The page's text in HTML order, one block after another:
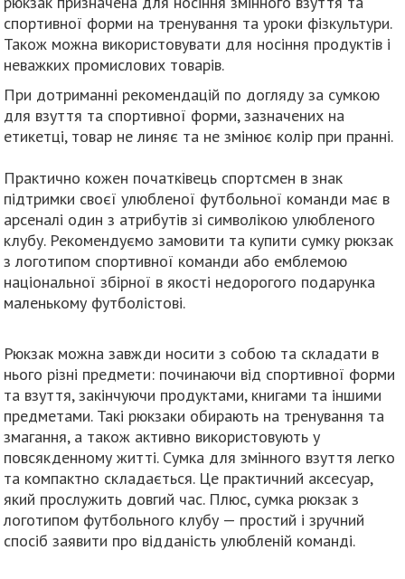
спортивної форми на тренування та уроки фізкультури.
Також можна використовувати для носіння продуктів і
неважких промислових товарів.
При дотриманні рекомендацій по догляду за сумкою
для взуття та спортивної форми, зазначених на
етикетці, товар не линяє та не змінює колір при пранні.
Практично кожен початківець спортсмен в знак
підтримки своєї улюбленої футбольної команди має в
арсеналі один з атрибутів зі символікою улюбленого
клубу. Рекомендуємо замовити та купити сумку рюкзак
з логотипом спортивної команди або емблемою
національної збірної в якості недорогого подарунка
маленькому футболістові.
Рюкзак можна завжди носити з собою та складати в
нього різні предмети: починаючи від спортивної форми
та взуття, закінчуючи продуктами, книгами та іншими
предметами. Такі рюкзаки обирають на тренування та
змагання, а також активно використовують у
повсякденному житті. Сумка для змінного взуття легко
та компактно складається. Це практичний аксесуар,
який прослужить довгий час. Плюс, сумка рюкзак з
логотипом футбольного клубу — простий і зручний
спосіб заявити про відданість улюбленій команді.